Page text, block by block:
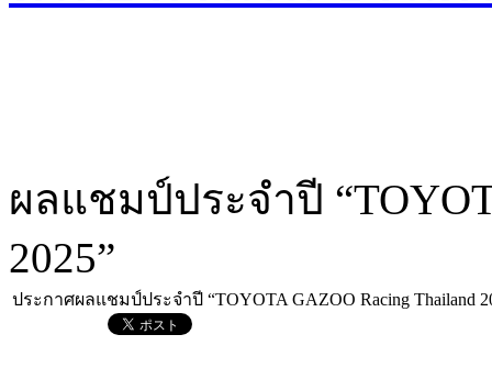
ผลแชมป์ประจำปี
2025”
ประกาศผลแชมป์ประจำปี “TOYOTA GAZOO Racing Thailand